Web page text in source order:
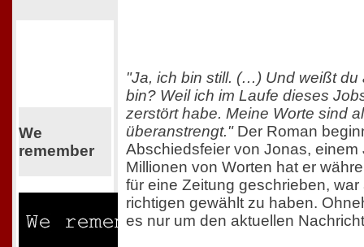
We
remember
"Ja, ich bin still. (…) Und weißt du
bin? Weil ich im Laufe dieses
zerstört habe. Meine Worte sind
überanstrengt."Der Roman
Abschiedsfeier von Jonas, einem
Millionen von Worten hat er
für eine Zeitung geschrieben,
richtigen gewählt zu haben.
es nur um den aktuellen